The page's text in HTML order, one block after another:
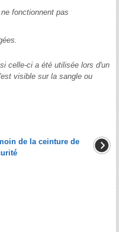
fonctionnent pas
celle-ci a été utilisée lors d'un
visible sur la sangle ou
de la ceinture de